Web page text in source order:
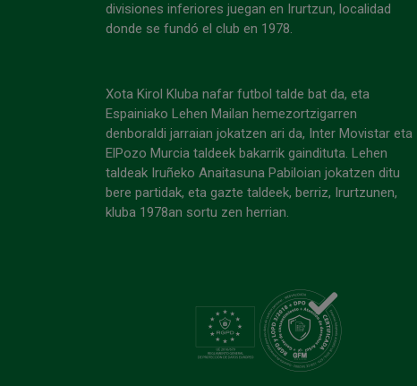
divisiones inferiores juegan en Irurtzun, localidad
donde se fundó el club en 1978.
Xota Kirol Kluba nafar futbol talde bat da, eta
Espainiako Lehen Mailan hemezortzigarren
denboraldi jarraian jokatzen ari da, Inter Movistar eta
ElPozo Murcia taldeek bakarrik gaindituta. Lehen
taldeak Iruñeko Anaitasuna Pabiloian jokatzen ditu
bere partidak, eta gazte taldeek, berriz, Irurtzunen,
kluba 1978an sortu zen herrian.